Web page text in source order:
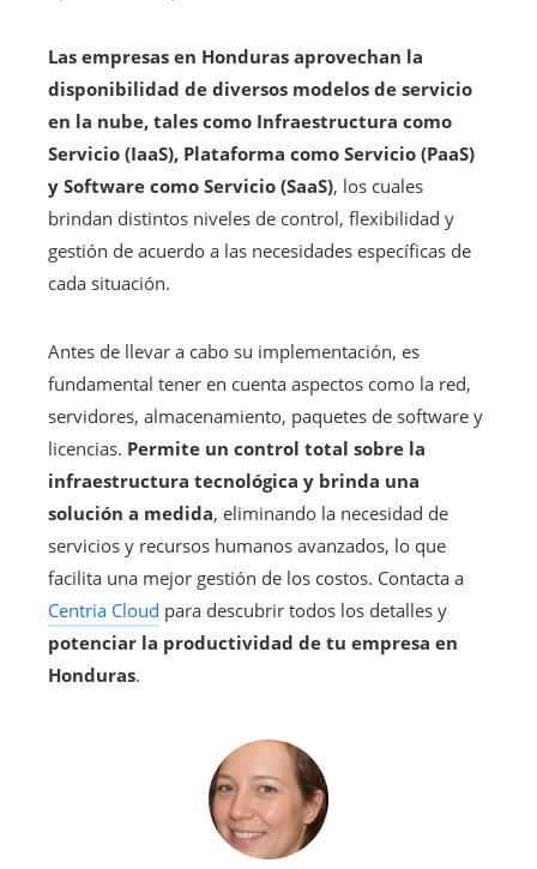
Las empresas en Honduras aprovechan la
disponibilidad de diversos modelos de servicio
en la nube, tales como Infraestructura como
Servicio (IaaS), Plataforma como Servicio (PaaS)
y Software como Servicio (SaaS), los cuales
brindan distintos niveles de control, flexibilidad y
gestión de acuerdo a las necesidades específicas de
cada situación.
Antes de llevar a cabo su implementación, es
fundamental tener en cuenta aspectos como la red,
servidores, almacenamiento, paquetes de software y
licencias. Permite un control total sobre la
infraestructura tecnológica y brinda una
solución a medida, eliminando la necesidad de
servicios y recursos humanos avanzados, lo que
facilita una mejor gestión de los costos. Contacta a
Centria Cloud para descubrir todos los detalles y
potenciar la productividad de tu empresa en
Honduras.